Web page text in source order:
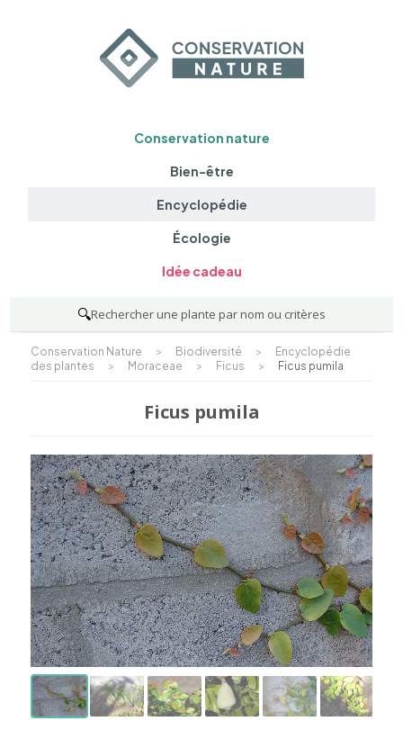
Conservation nature
Bien-être
Encyclopédie
Écologie
Idée cadeau
🔍Rechercher une plante par nom ou critères
Conservation Nature > Biodiversité >
Encyclopédie
des plantes
> Moraceae > Ficus > Ficus pumila
Ficus pumila